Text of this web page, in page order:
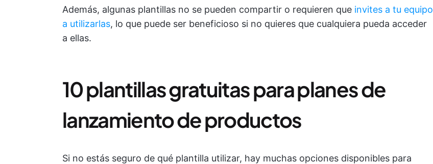
Además, algunas plantillas no se pueden compartir o requieren que invites a tu equipo
a utilizarlas, lo que puede ser beneficioso si no quieres que cualquiera pueda acceder
a ellas.
10 plantillas gratuitas para planes de
lanzamiento de productos
Si no estás seguro de qué plantilla utilizar, hay muchas opciones disponibles para